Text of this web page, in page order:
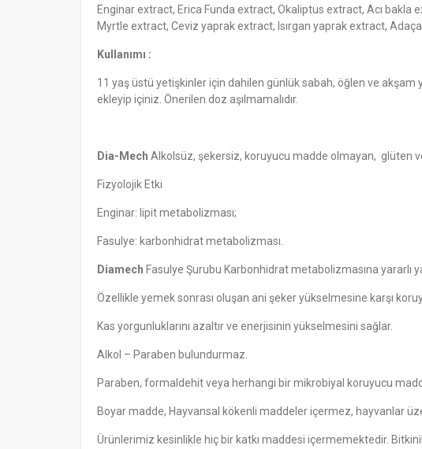
Enginar extract, Erica Funda extract, Okaliptus extract, Acı
Myrtle extract, Ceviz yaprak extract, Isırgan yaprak extract,
Kullanımı :
11 yaş üstü yetişkinler için dahilen günlük sabah, öğlen ve
ekleyip içiniz. Önerilen doz aşılmamalıdır.
Dia-Mech Alkolsüz, şekersiz, koruyucu madde olmayan, glüten
Fizyolojik Etki
Enginar: lipit metabolizması;
Fasulye: karbonhidrat metabolizması.
Diamech Fasulye Şurubu Karbonhidrat metabolizmasına yararlı
Özellikle yemek sonrası oluşan ani şeker yükselmesine karşı
Kas yorgunluklarını azaltır ve enerjisinin yükselmesini sağlar.
Alkol – Paraben bulundurmaz.
Paraben, formaldehit veya herhangi bir mikrobiyal koruyucu
Boyar madde, Hayvansal kökenli maddeler içermez, hayvanlar
Ürünlerimiz kesinlikle hiç bir katkı maddesi içermemektedir.